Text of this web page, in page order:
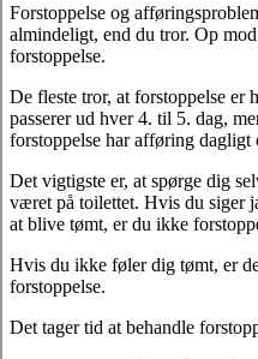
Forstoppelse og
almindeligt, end du tror. Op
forstoppelse.
De fleste tror, at forstoppelse er
passerer ud hver 4. til 5. dag,
forstoppelse har afføring dagligt
Det vigtigste er, at spørge dig
været på toilettet. Hvis du siger
at blive tømt, er du ikke
Hvis du ikke føler dig tømt, er
forstoppelse.
Det tager tid at behandle